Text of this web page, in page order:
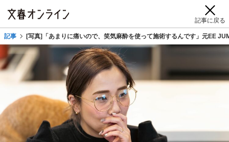
記事に戻る
記事 [写真]「あまりに痛いので、笑気麻酔を使って施術するんです」元EE